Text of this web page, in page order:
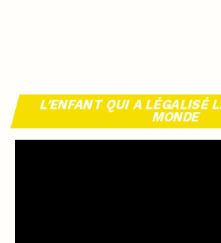
L’ENFANT QUI A LÉGALISÉ
MONDE